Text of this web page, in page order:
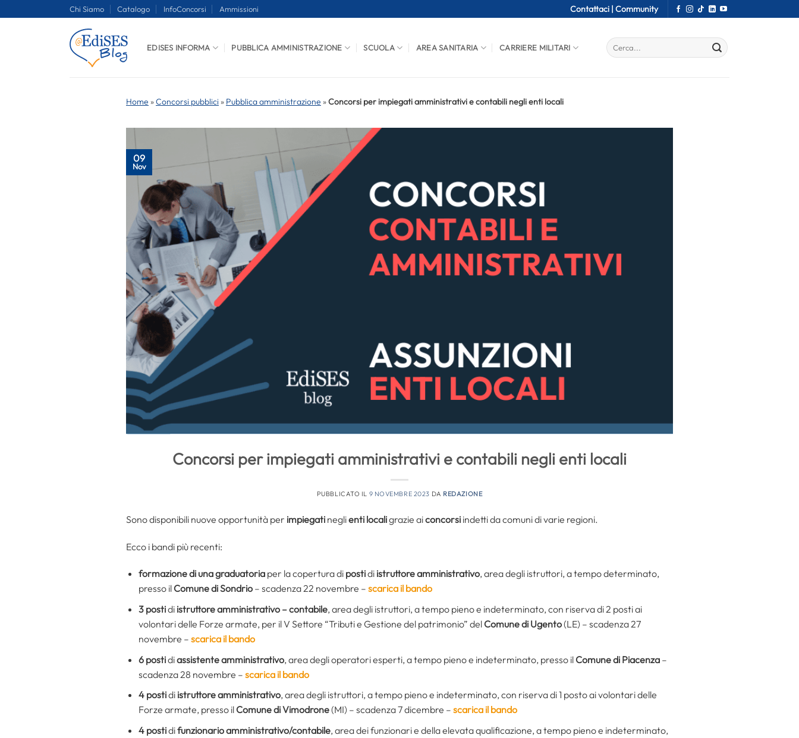
Chi Siamo Catalogo InfoConcorsi Ammissioni Contattaci | Community
EDISES INFORMA PUBBLICA AMMINISTRAZIONE SCUOLA AREA SANITARIA CARRIERE MILITARI
Home »Concorsi pubblici » Pubblica amministrazione »Concorsi per impiegati amministrativi e contabili negli enti locali
09
Nov
Concorsi per impiegati amministrativi e contabili negli enti locali
PUBBLICATO IL 9 NOVEMBRE 2023 DA REDAZIONE
Sono disponibili nuove opportunità per impiegati neglienti localigrazie aiconcorsi indetti da comuni di varie regioni.
Ecco i bandi più recenti:
formazione di una graduatoriaper la copertura di postidi istruttore amministrativo, area degli istruttori, a tempo determinato,
presso il Comune di Sondrio– scadenza 22 novembre – scarica il bando
3 postidi istruttore amministrativo – contabile, area degli istruttori, a tempo pieno e indeterminato, con riserva di 2 posti ai
volontari delle Forze armate, per il V Settore “Tributi e Gestione del patrimonio” del Comune di Ugento(LE) – scadenza 27
novembre – scarica il bando
6 postidiassistente amministrativo, area degli operatori esperti, a tempo pieno e indeterminato, presso il Comune di Piacenza–
scadenza 28 novembre – scarica il bando
4 postidi istruttore amministrativo, area degli istruttori, a tempo pieno e indeterminato, con riserva di 1 posto ai volontari delle
Forze armate, presso il Comune di Vimodrone(MI) – scadenza 7 dicembre – scarica il bando
4 postidifunzionario amministrativo/contabile, area dei funzionari e della elevata qualificazione, a tempo pieno e indeterminato,